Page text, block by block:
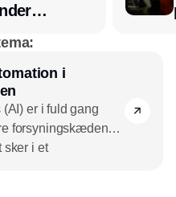
i
er i fuld gang
forsyningskædens
sker i et
robotteknologi gør